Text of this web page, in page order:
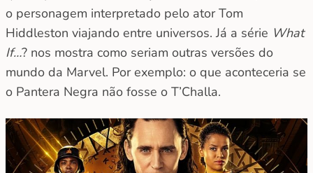
o personagem interpretado pelo ator Tom
Hiddleston viajando entre universos. Já a série What
If…? nos mostra como seriam outras versões do
mundo da Marvel. Por exemplo: o que aconteceria se
o Pantera Negra não fosse o T’Challa.